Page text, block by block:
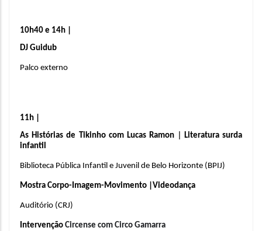
10h40 e 14h |
DJ Guidub
Palco externo
11h |
As Histórias de Tikinho com Lucas Ramon
Literatura surda
infantil
Biblioteca Pública Infantil e Juvenil de Belo Horizonte (BPIJ)
Mostra Corpo-Imagem-Movimento |Videodança
Auditório (CRJ)
Intervenção Circense com Circo Gamarra